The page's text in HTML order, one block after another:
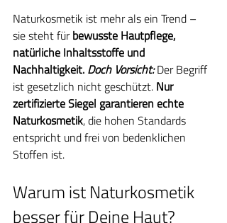
Naturkosmetik ist mehr als ein Trend –
sie steht für bewusste Hautpflege,
natürliche Inhaltsstoffe und
Nachhaltigkeit. Doch Vorsicht: Der Begriff
ist gesetzlich nicht geschützt. Nur
zertifizierte Siegel garantieren echte
Naturkosmetik, die hohen Standards
entspricht und frei von bedenklichen
Stoffen ist.
Warum ist Naturkosmetik
besser für Deine Haut?